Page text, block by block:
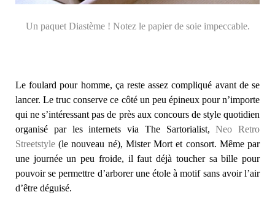
Un paquet Diastème ! Notez le papier de soie impeccable.
Le foulard pour homme, ça reste assez compliqué avant de se
lancer. Le truc conserve ce côté un peu épineux pour n’importe
qui ne s’intéressant pas de près aux concours de style quotidien
organisé par les internets via The Sartorialist,Neo Retro
Streetstyle (le nouveau né), Mister Mort et consort. Même par
une journée un peu froide, il faut déjà toucher sa bille pour
pouvoir se permettre d’arborer une étole à motif sans avoir l’air
d’être déguisé.